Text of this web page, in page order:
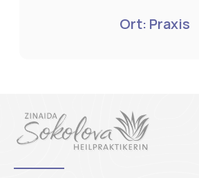
Ort: Praxis